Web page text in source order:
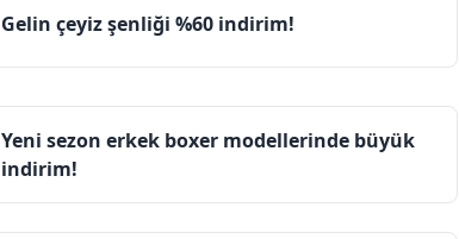
Gelin çeyiz şenliği %60 indirim!
Yeni sezon erkek boxer modellerinde büyük
indirim!